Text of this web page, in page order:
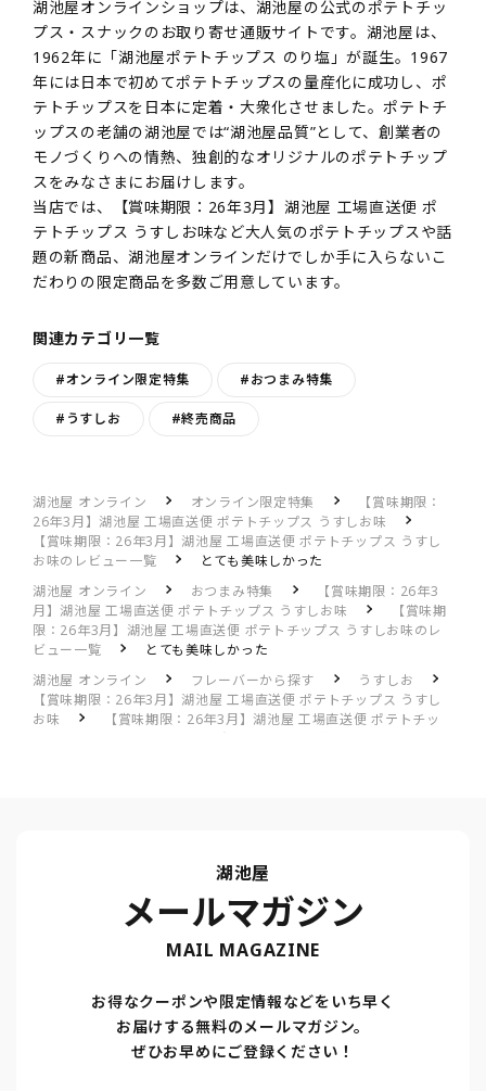
湖池屋オンラインショップは、湖池屋の公式のポテトチッ
プス・スナックのお取り寄せ通販サイトです。湖池屋は、
1962年に「湖池屋ポテトチップス のり塩」が誕生。1967
年には日本で初めてポテトチップスの量産化に成功し、ポ
テトチップスを日本に定着・大衆化させました。ポテトチ
ップスの老舗の湖池屋では“湖池屋品質”として、創業者の
モノづくりへの情熱、独創的なオリジナルのポテトチップ
スをみなさまにお届けします。
当店では、【賞味期限：26年3月】湖池屋 工場直送便 ポ
テトチップス うすしお味など大人気のポテトチップスや話
題の新商品、湖池屋オンラインだけでしか手に入らないこ
だわりの限定商品を多数ご用意しています。
関連カテゴリ一覧
#オンライン限定特集 #おつまみ特集
#うすしお #終売商品
湖池屋 オンライン オンライン限定特集
【賞味期限：
26年3月】湖池屋 工場直送便 ポテトチップス うすしお味
【賞味期限：26年3月】湖池屋 工場直送便 ポテトチップス うすし
お味のレビュー一覧
とても美味しかった
湖池屋 オンライン
おつまみ特集
【賞味期限：26年3
月】湖池屋 工場直送便 ポテトチップス うすしお味
【賞味期
限：26年3月】湖池屋 工場直送便 ポテトチップス うすしお味のレ
ビュー一覧
とても美味しかった
湖池屋 オンライン
フレーバーから探す
うすしお
【賞味期限：26年3月】湖池屋 工場直送便 ポテトチップス うすし
お味
【賞味期限：26年3月】湖池屋 工場直送便 ポテトチッ
湖池屋
メールマガジン
MAIL MAGAZINE
お得なクーポンや限定情報などをいち早く
お届けする無料のメールマガジン。
ぜひお早めにご登録ください！